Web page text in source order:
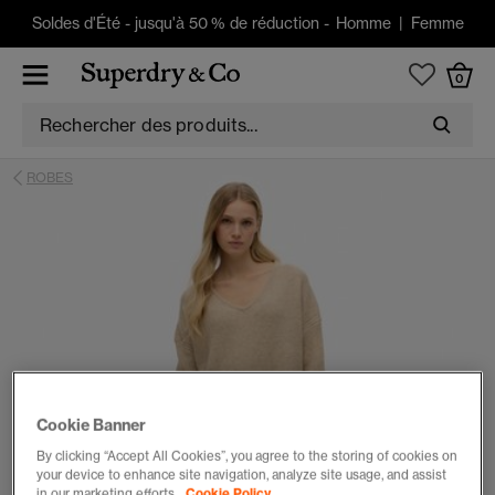
Soldes d'Été -jusqu'à 50 % de réduction - Homme| Femme
0
ROBES
Cookie Banner
By clicking “Accept All Cookies”, you agree to the storing of cookies on
your device to enhance site navigation, analyze site usage, and assist